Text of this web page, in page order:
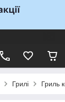
Грилі Гриль